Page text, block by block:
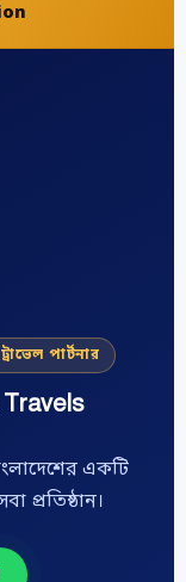
পার্টনার
একটি
প্রতিষ্ঠান।